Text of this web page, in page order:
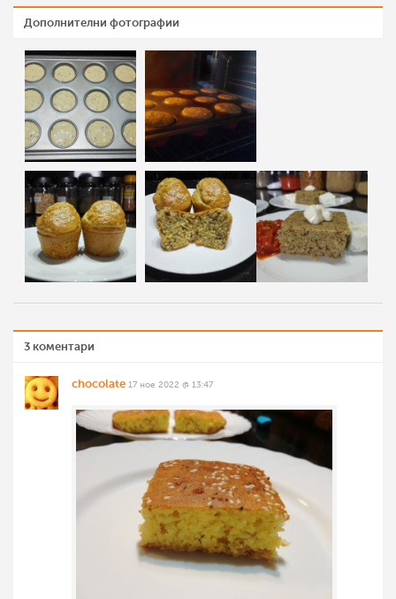
Дополнителни фотографии
3 коментари
chocolate 17 ное 2022 @ 13:47